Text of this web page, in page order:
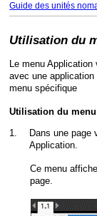
Guide des unités
Utilisation du
Le menu
avec une
menu spécifique
Utilisation du
1. Dans une page
Application.
Ce menu
page.